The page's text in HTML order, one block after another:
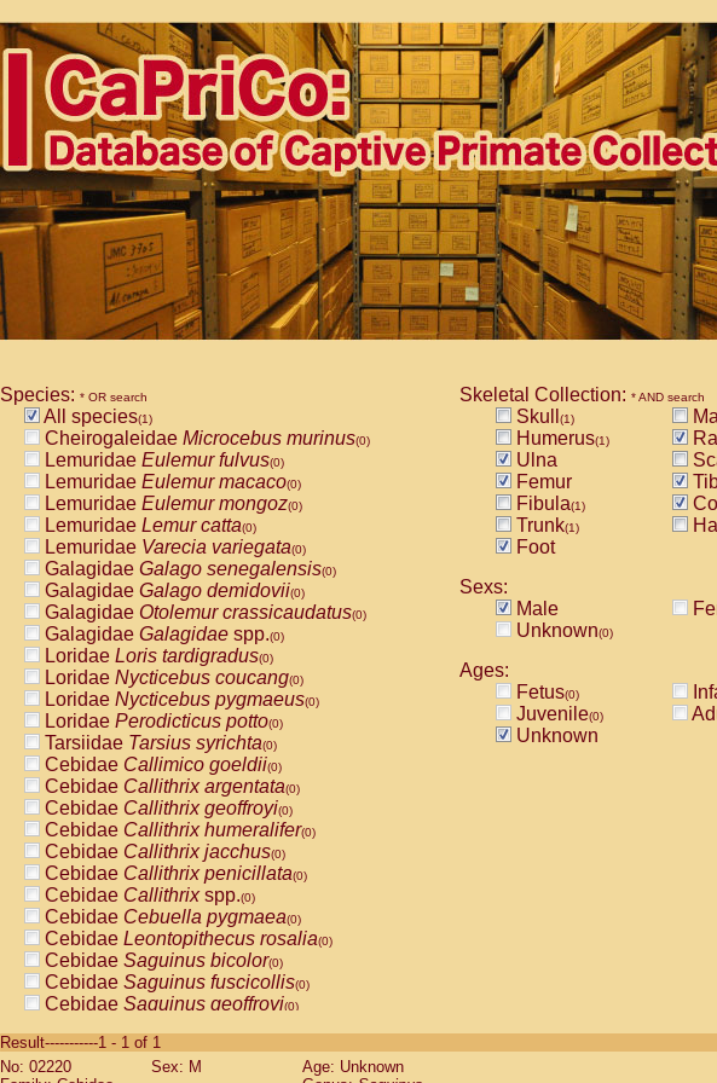
Species: * OR search
All species(1)
Cheirogaleidae Microcebus murinus(0)
Lemuridae Eulemur fulvus(0)
Lemuridae Eulemur macaco(0)
Lemuridae Eulemur mongoz(0)
Lemuridae Lemur catta(0)
Lemuridae Varecia variegata(0)
Galagidae Galago senegalensis(0)
Galagidae Galago demidovii(0)
Galagidae Otolemur crassicaudatus(0)
Galagidae Galagidae spp.(0)
Loridae Loris tardigradus(0)
Loridae Nycticebus coucang(0)
Loridae Nycticebus pygmaeus(0)
Loridae Perodicticus potto(0)
Tarsiidae Tarsius syrichta(0)
Cebidae Callimico goeldii(0)
Cebidae Callithrix argentata(0)
Cebidae Callithrix geoffroyi(0)
Cebidae Callithrix humeralifer(0)
Cebidae Callithrix jacchus(0)
Cebidae Callithrix penicillata(0)
Cebidae Callithrixspp.(0)
Cebidae Cebuella pygmaea(0)
Cebidae Leontopithecus rosalia(0)
Cebidae Saguinus bicolor(0)
Cebidae Saguinus fuscicollis(0)
Cebidae Saguinus geoffroyi(0)
CebidaeSaguinus labiatus(0)
Cebidae Saguinus leucopus (0)
Skeletal Collection: * AND search
Skull (1)
Humerus(1)
Ulna
Femur
Fibula(1)
Trunk(1)
Foot
Sexs:
Male
Unknown(0)
Ages:
Fetus(0)
Juvenile(0)
Unknown
Result-----------1 - 1 of 1
No: 02220
Sex: M
Age: Unknown